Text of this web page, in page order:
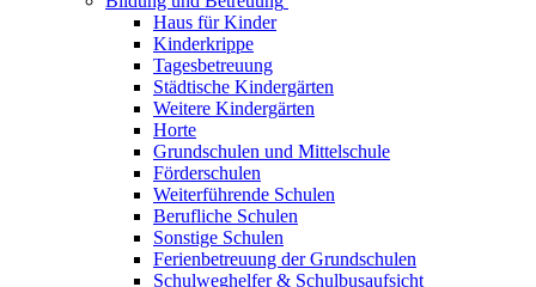
Haus für Kinder
Kinderkrippe
Tagesbetreuung
Städtische Kindergärten
Weitere Kindergärten
Horte
Grundschulen und Mittelschule
Förderschulen
Weiterführende Schulen
Berufliche Schulen
Sonstige Schulen
Ferienbetreuung der Grundschulen
Schulweghelfer & Schulbusaufsicht